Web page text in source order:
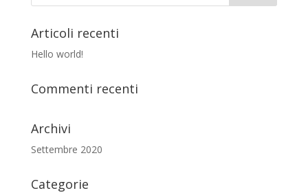
Articoli recenti
Hello world!
Commenti recenti
Archivi
Settembre 2020
Categorie